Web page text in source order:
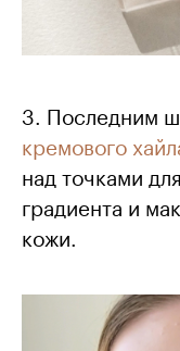
3. Последним
кремового
над точками
градиента и
кожи.